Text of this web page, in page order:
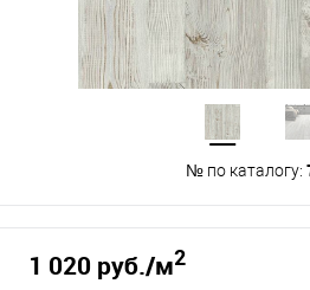
№ по каталогу:
1 020 руб./м2